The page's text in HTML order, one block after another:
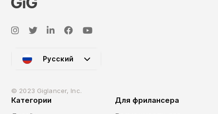
Русский
© 2023 Giglancer, Inc.
Категории
Для фрилансера